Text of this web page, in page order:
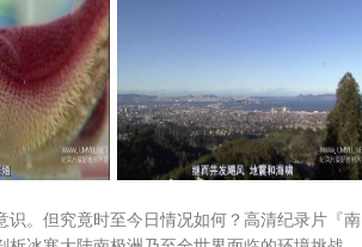
。但究竟时至今日情况如何？高清纪录片『南